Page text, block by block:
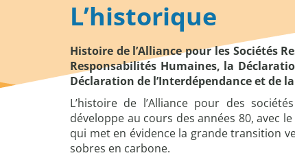
L’historique
Histoire de l’Alliance pour les Sociétés
Responsabilités Humaines, la
Déclaration de l’Interdépendance et de
L’histoire de l’Alliance pour des
développe au cours des années 80, avec
qui met en évidence la grande transition
sobres en carbone.